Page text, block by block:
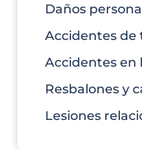
Daños
Accidentes de
Accidentes en
Resbalones y
Lesiones